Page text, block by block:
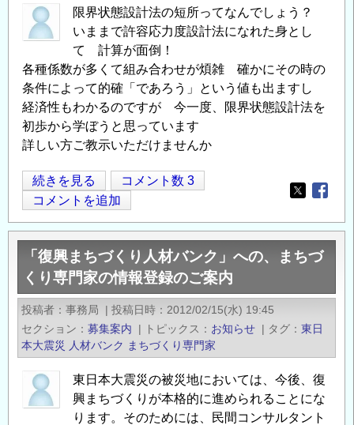
(IATUR)
松
大
会
開
催
の
お
知
ら
せ
の
限界状態設計法の短所ってなんでしょう？
いままで許容応力度設計法になれた身とし
て 計算が面倒！
各種係数が多くて組み合わせが煩雑 確かにその時の
条件によって的確「であろう」という値も出ますし
経済性もわかるのですが 今一度、限界状態設計法を
初歩から学ぼうと思っています
詳しい方ご教示いただけませんか
限
界
状
態
設
計
法
の
短
所
っ
て
続きを見る
コメント数 3
コメントを追加
Opens in
「復興まちづくり人材バンク」への、まちづ
くり専門家の情報登録のご案内
投稿者 事務局 | 投稿日時
2012/02/15(水) 19:45
セクション
募集案内 | トピックス お知らせ | タグ
東日
本大震災 人材バンク まちづくり専門家
東日本大震災の被災地においては、今後、復
興まちづくりが本格的に進められることにな
ります。そのためには、民間コンサルタント